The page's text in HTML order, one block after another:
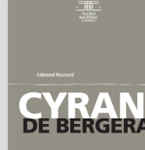
Edmond Rostand
Nuno Júdice (tradutor)